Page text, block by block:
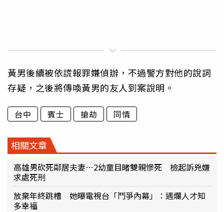
黃男後續被依謊報罪嫌偵辦，不過警方對他的說詞
存疑，之後將傳喚黃男的友人到案說明。
台中 賓士 搶劫 同情
相關文章
高雄男砍死鄰居夫妻…2幼童目睹雙親慘死 檢起訴兇嫌
求處死刑
放棄年終跳槽 她曝電視台「鬥爭內幕」：遇爛人才知
多幸福